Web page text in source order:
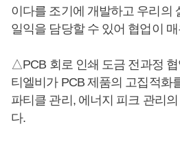
이다를 조기에 개발하고 우리의
일익을 담당할 수 있어 협업이
△PCB 회로 인쇄 도금 전과정 협
티엘비가 PCB 제품의 고집적화
파티클 관리, 에너지 피크 관리
다.